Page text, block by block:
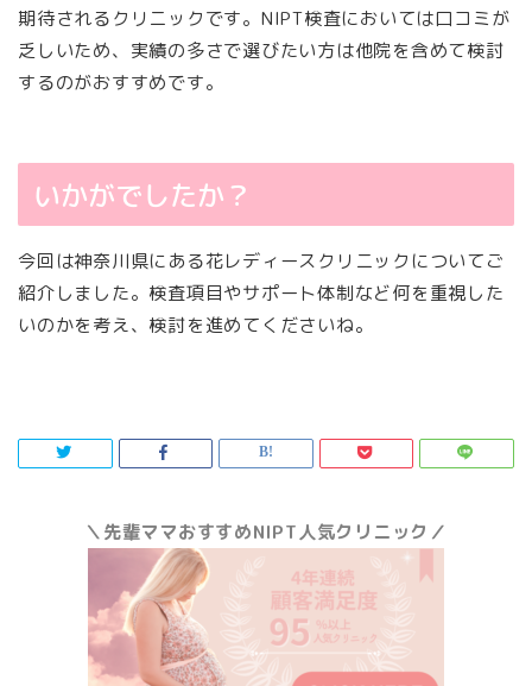
期待されるクリニックです。NIPT検査においては口コミが
乏しいため、実績の多さで選びたい方は他院を含めて検討
するのがおすすめです。
いかがでしたか？
今回は神奈川県にある花レディースクリニックについてご
紹介しました。検査項目やサポート体制など何を重視した
いのかを考え、検討を進めてくださいね。
＼先輩ママおすすめNIPT人気クリニック／